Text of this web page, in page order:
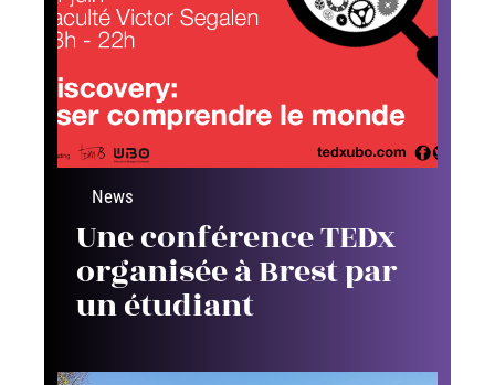
News
Une conférence TEDx
organisée à Brest par
un étudiant